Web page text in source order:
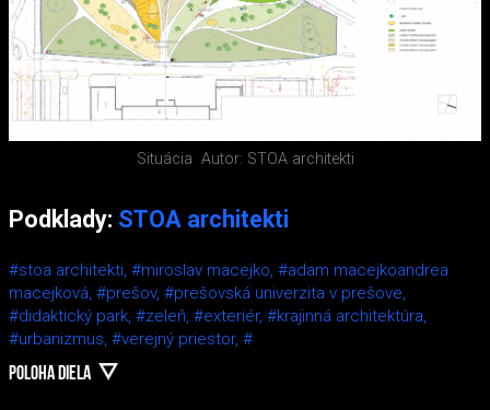
Situácia Autor: STOA architekti
Podklady: STOA architekti
#stoa architekti, #miroslav macejko, #adam macejkoandrea
macejková, #prešov, #prešovská univerzita v prešove,
#didaktický park, #zeleň, #exteriér, #krajinná architektúra,
#urbanizmus, #verejný priestor, #
POLOHA DIELA